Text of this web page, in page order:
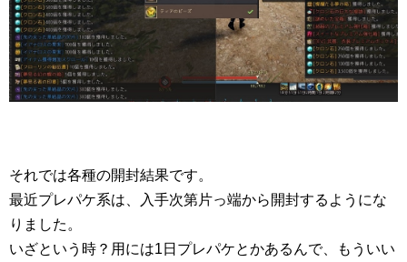
それでは各種の開封結果です。
最近プレパケ系は、入手次第片っ端から開封するようにな
りました。
いざという時？用には1日プレパケとかあるんで、もういい